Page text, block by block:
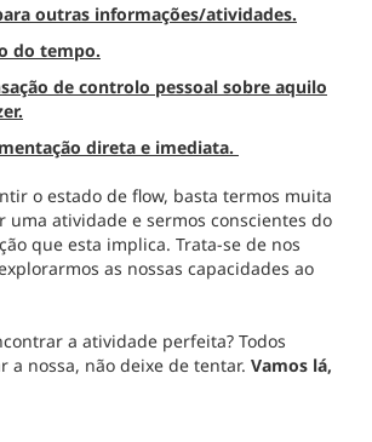
outras informações/atividades.
do tempo.
de controlo pessoal sobre aquilo
direta e imediata.
o estado de flow, basta termos muita
uma atividade e sermos conscientes do
que esta implica. Trata-se de nos
as nossas capacidades ao
a atividade perfeita? Todos
a nossa, não deixe de tentar. Vamos lá,